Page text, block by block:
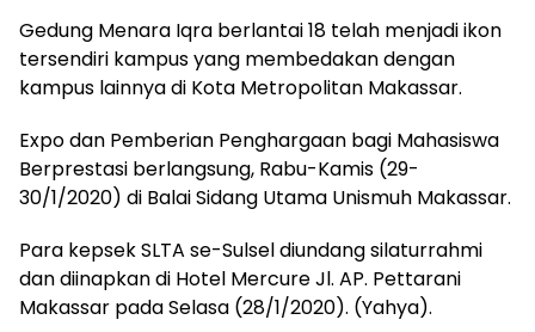
Gedung Menara Iqra berlantai 18 telah menjadi ikon
tersendiri kampus yang membedakan dengan
kampus lainnya di Kota Metropolitan Makassar.
Expo dan Pemberian Penghargaan bagi Mahasiswa
Berprestasi berlangsung, Rabu-Kamis (29-
30/1/2020) di Balai Sidang Utama Unismuh Makassar.
Para kepsek SLTA se-Sulsel diundang silaturrahmi
dan diinapkan di Hotel Mercure Jl. AP. Pettarani
Makassar pada Selasa (28/1/2020). (Yahya).